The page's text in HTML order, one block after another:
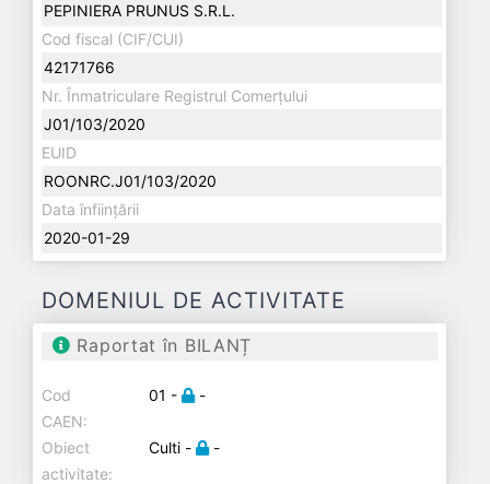
PEPINIERA PRUNUS S.R.L.
Cod fiscal (CIF/CUI)
42171766
Nr. Înmatriculare Registrul Comerțului
J01/103/2020
EUID
ROONRC.J01/103/2020
Data înființării
2020-01-29
DOMENIUL DE ACTIVITATE
Raportat în BILANȚ
Cod
CAEN:
01 - -
Obiect
activitate:
Culti - -